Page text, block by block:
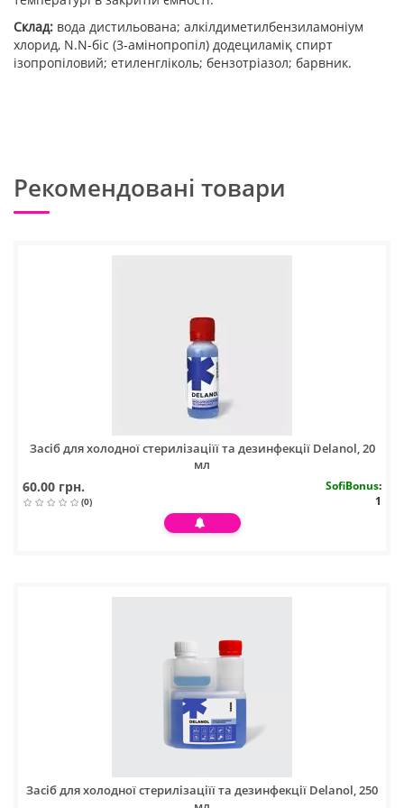
Склад: вода дистильована; алкілдиметилбензиламоніум
хлорид, N.N-біc (3-амінопропіл) додециламіқ спирт
ізопропіловий; етиленгліколь; бензотріазол; барвник.
Рекомендовані товари
Засіб для холодної стерилізаціїї та дезинфекції Delanol, 20
мл
60.00 грн.
(0)
SofiBonus:
1
Засіб для холодної стерилізаціїї та дезинфекції Delanol, 250